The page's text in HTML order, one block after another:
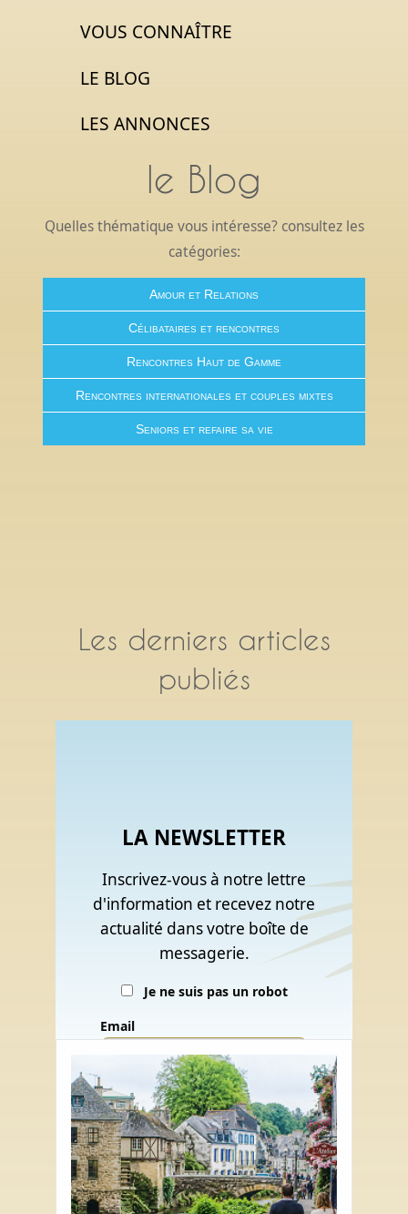
VOUS CONNAÎTRE
LE BLOG
LES ANNONCES
le Blog
Quelles thématique vous intéresse? consultez les
catégories:
Amour et Relations
Célibataires et rencontres
Rencontres Haut de Gamme
Rencontres internationales et couples mixtes
Seniors et refaire sa vie
Les derniers articles
publiés
LA NEWSLETTER
Inscrivez-vous à notre lettre
d'information et recevez notre
actualité dans votre boîte de
messagerie.
Je ne suis pas un robot
Email